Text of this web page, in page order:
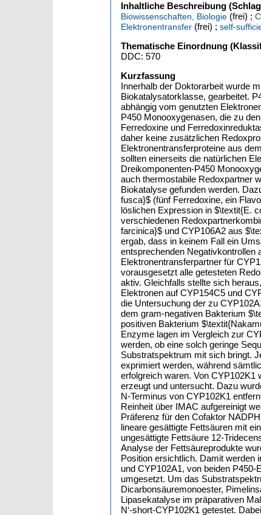
Inhaltliche Beschreibung
Biowissenschaften, Biologie (frei) ;
Elektronentransfer (frei) ; self-
Thematische Einordnung
DDC: 570
Kurzfassung
Innerhalb der Doktorarbeit wurde
Biokatalysatorklasse, gearbeitet.
abhängig vom genutzten
P450 Monooxygenasen, die zu
Ferredoxine und
daher keine zusätzlichen
Elektronentransferproteine aus
sollten einerseits die natürlichen
Dreikomponenten-P450
auch thermostabile Redoxpartner
Biokatalyse gefunden werden.
fusca}$ (fünf Ferredoxine, ein
löslichen Expression in $\textit{E.
verschiedenen
farcinica}$ und CYP106A2 aus
ergab, dass in keinem Fall ein
entsprechenden Negativkontrollen
Elektronentransferpartner für
vorausgesetzt alle getesteten
aktiv. Gleichfalls stellte sich
Elektronen auf CYP154C5 und
die Untersuchung der zu
dem gram-negativen Bakterium
positiven Bakterium
Enzyme lagen im Vergleich zur
werden, ob eine solch geringe
Substratspektrum mit sich bringt.
exprimiert werden, während
erfolgreich waren. Von CYP102K1
erzeugt und untersucht. Dazu
N-Terminus von CYP102K1
Reinheit über IMAC aufgereinigt
Präferenz für den Cofaktor
lineare gesättigte Fettsäuren mit
ungesättigte Fettsäure 12-
Analyse der Fettsäureprodukte
Position ersichtlich. Damit werden
und CYP102A1, von beiden
umgesetzt. Um das
Dicarbonsäuremonoester,
Lipasekatalyse im präparativen
N‘-short-CYP102K1 getestet.